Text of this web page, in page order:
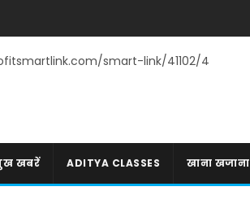
smart-link/41102/4
खबरें ADITYA CLASSES खाना खजाना